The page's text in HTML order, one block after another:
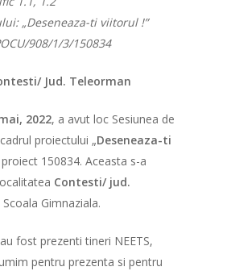
„Deseneaza-ti viitorul !”
908/1/3/150834
Jud. Teleorman
2022, a avut loc Sesiunea de
proiectului „Deseneaza-ti
150834. Aceasta s-a
Contesti/ jud.
Scoala Gimnaziala.
fost prezenti tineri NEETS,
pentru prezenta si pentru